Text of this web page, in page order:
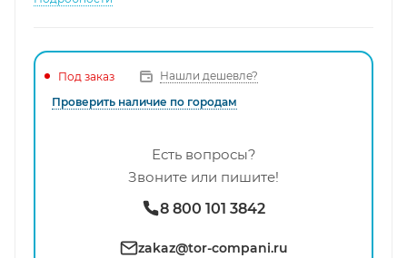
Под заказ
Нашли дешевле?
Проверить наличие по городам
Есть вопросы?
Звоните или пишите!
8 800 101 3842
zakaz@tor-compani.ru